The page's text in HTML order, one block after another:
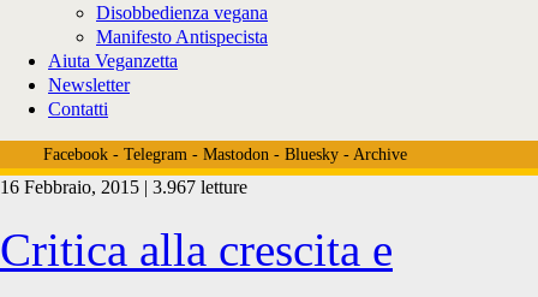
Disobbedienza vegana
Manifesto Antispecista
Aiuta Veganzetta
Newsletter
Contatti
Facebook- Telegram- Mastodon- Bluesky- Archive
Tag:
16 Febbraio, 2015 | 3.967 letture
Critica alla crescita e